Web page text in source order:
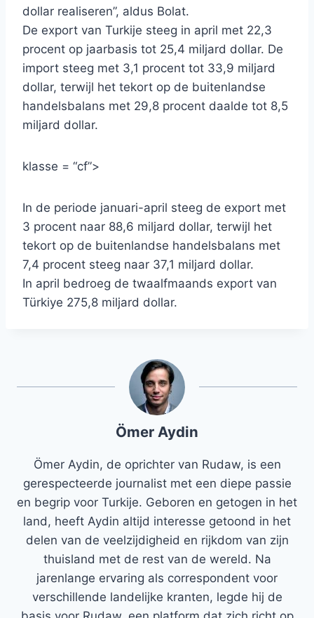
dollar realiseren”, aldus Bolat.
De export van Turkije steeg in april met 22,3
procent op jaarbasis tot 25,4 miljard dollar. De
import steeg met 3,1 procent tot 33,9 miljard
dollar, terwijl het tekort op de buitenlandse
handelsbalans met 29,8 procent daalde tot 8,5
miljard dollar.
klasse = “cf”>
In de periode januari-april steeg de export met
3 procent naar 88,6 miljard dollar, terwijl het
tekort op de buitenlandse handelsbalans met
7,4 procent steeg naar 37,1 miljard dollar.
In april bedroeg de twaalfmaands export van
Türkiye 275,8 miljard dollar.
Ömer Aydin
Ömer Aydin, de oprichter van Rudaw, is een
gerespecteerde journalist met een diepe passie
en begrip voor Turkije. Geboren en getogen in het
land, heeft Aydin altijd interesse getoond in het
delen van de veelzijdigheid en rijkdom van zijn
thuisland met de rest van de wereld. Na
jarenlange ervaring als correspondent voor
verschillende landelijke kranten, legde hij de